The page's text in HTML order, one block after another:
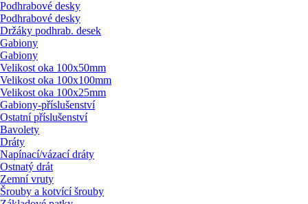
Podhrabové desky
Podhrabové desky
Držáky podhrab. desek
Gabiony
Gabiony
Velikost oka 100x50mm
Velikost oka 100x100mm
Velikost oka 100x25mm
Gabiony-příslušenství
Ostatní příslušenství
Bavolety
Dráty
Napínací/vázací dráty
Ostnatý drát
Zemní vruty
Šrouby a kotvící šrouby